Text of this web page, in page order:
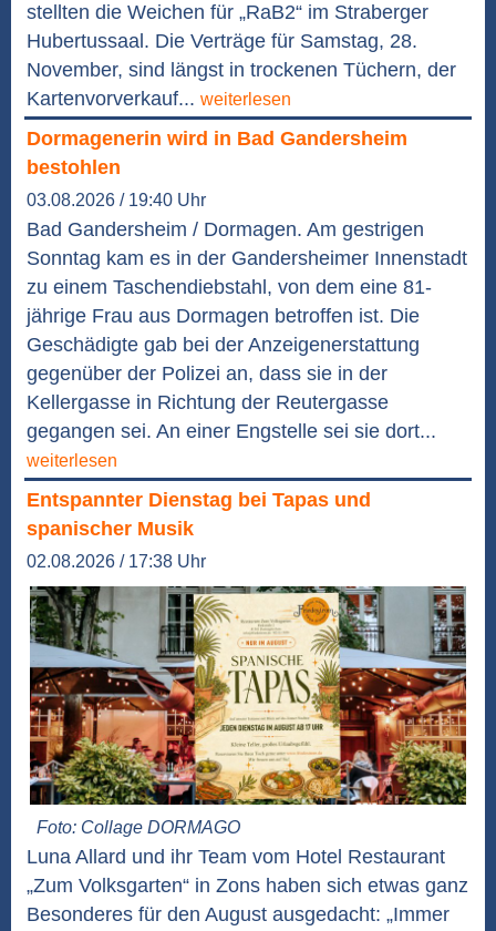
stellten die Weichen für „RaB2“ im Straberger
Hubertussaal. Die Verträge für Samstag, 28.
November, sind längst in trockenen Tüchern, der
Kartenvorverkauf... weiterlesen
Dormagenerin wird in Bad Gandersheim
bestohlen
03.08.2026 / 19:40 Uhr
Bad Gandersheim / Dormagen. Am gestrigen
Sonntag kam es in der Gandersheimer Innenstadt
zu einem Taschendiebstahl, von dem eine 81-
jährige Frau aus Dormagen betroffen ist. Die
Geschädigte gab bei der Anzeigenerstattung
gegenüber der Polizei an, dass sie in der
Kellergasse in Richtung der Reutergasse
gegangen sei. An einer Engstelle sei sie dort...
weiterlesen
Entspannter Dienstag bei Tapas und
spanischer Musik
02.08.2026 / 17:38 Uhr
Foto: Collage DORMAGO
Luna Allard und ihr Team vom Hotel Restaurant
„Zum Volksgarten“ in Zons haben sich etwas ganz
Besonderes für den August ausgedacht: „Immer